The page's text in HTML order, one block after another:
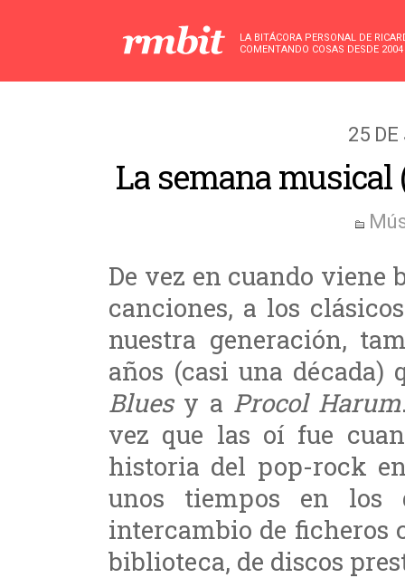
LA BITÁCORA PERSONAL DE
COMENTANDO COSAS DESDE 2004
25
La semana
De vez en cuando viene
canciones, a los
nuestra generación,
años (casi una década)
Bluesy a Procol Harum
vez que las oí fue
historia del pop-rock
unos tiempos en
intercambio de ficheros
biblioteca, de discos